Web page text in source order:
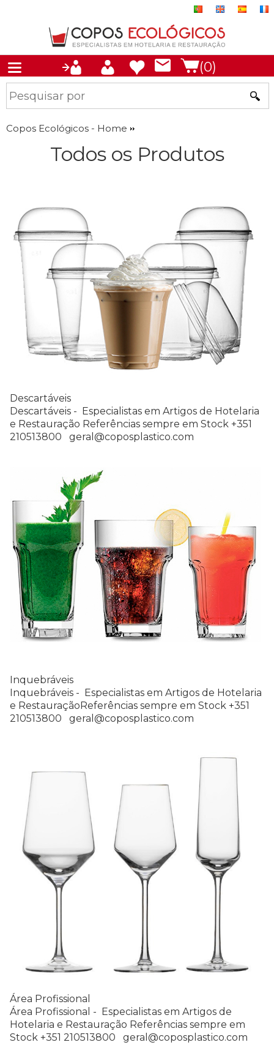
(0)
Copos Ecológicos - Home
Todos os Produtos
Descartáveis
Descartáveis - Especialistas em Artigos de Hotelaria
e Restauração Referências sempre em Stock +351
210513800 geral@coposplastico.com
Inquebráveis
Inquebráveis - Especialistas em Artigos de Hotelaria
e RestauraçãoReferências sempre em Stock +351
210513800 geral@coposplastico.com
Área Profissional
Área Profissional - Especialistas em Artigos de
Hotelaria e Restauração Referências sempre em
Stock +351 210513800 geral@coposplastico.com